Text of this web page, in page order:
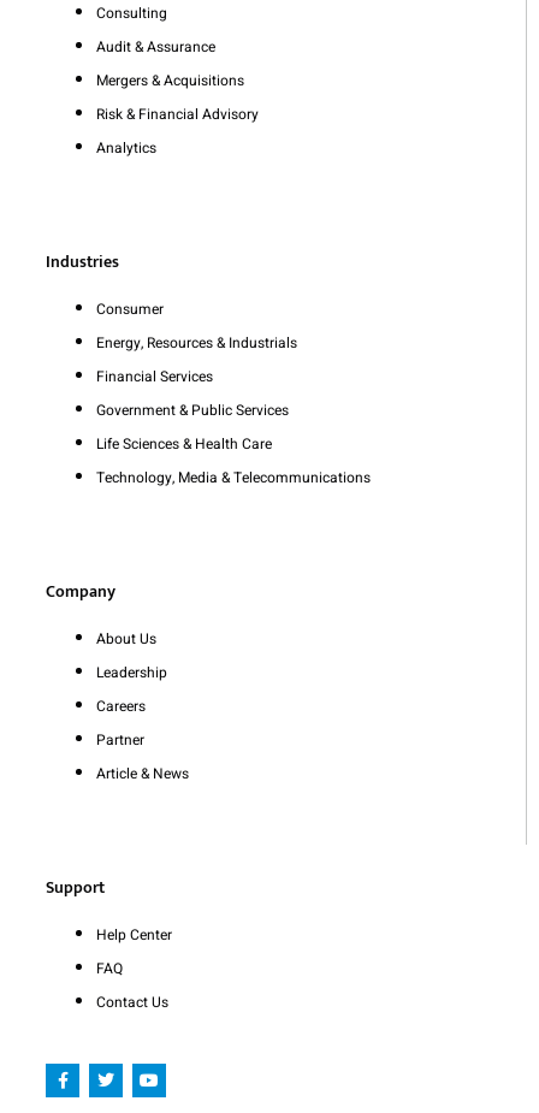
Consulting
Audit & Assurance
Mergers & Acquisitions
Risk & Financial Advisory
Analytics
Industries
Consumer
Energy, Resources & Industrials
Financial Services
Government & Public Services
Life Sciences & Health Care
Technology, Media & Telecommunications
Company
About Us
Leadership
Careers
Partner
Article & News
Support
Help Center
FAQ
Contact Us
F
a
c
T
w
i
Y
o
u